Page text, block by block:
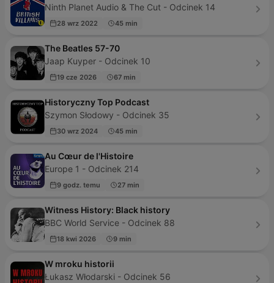
Ninth Planet Audio & The Cut - Odcinek 14
28 wrz 2022 45 min
The Beatles 57-70
Jaap Kuyper - Odcinek 10
19 cze 2026 67 min
Historyczny Top Podcast
Szymon Słodowy - Odcinek 35
30 wrz 2024 45 min
Au Cœur de l'Histoire
Europe 1 - Odcinek 214
9 godz. temu 27 min
Witness History: Black history
BBC World Service - Odcinek 88
18 kwi 2026 9 min
W mroku historii
Łukasz Włodarski - Odcinek 56